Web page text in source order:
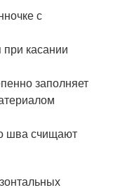
с
касании
заполняет
шва счищают